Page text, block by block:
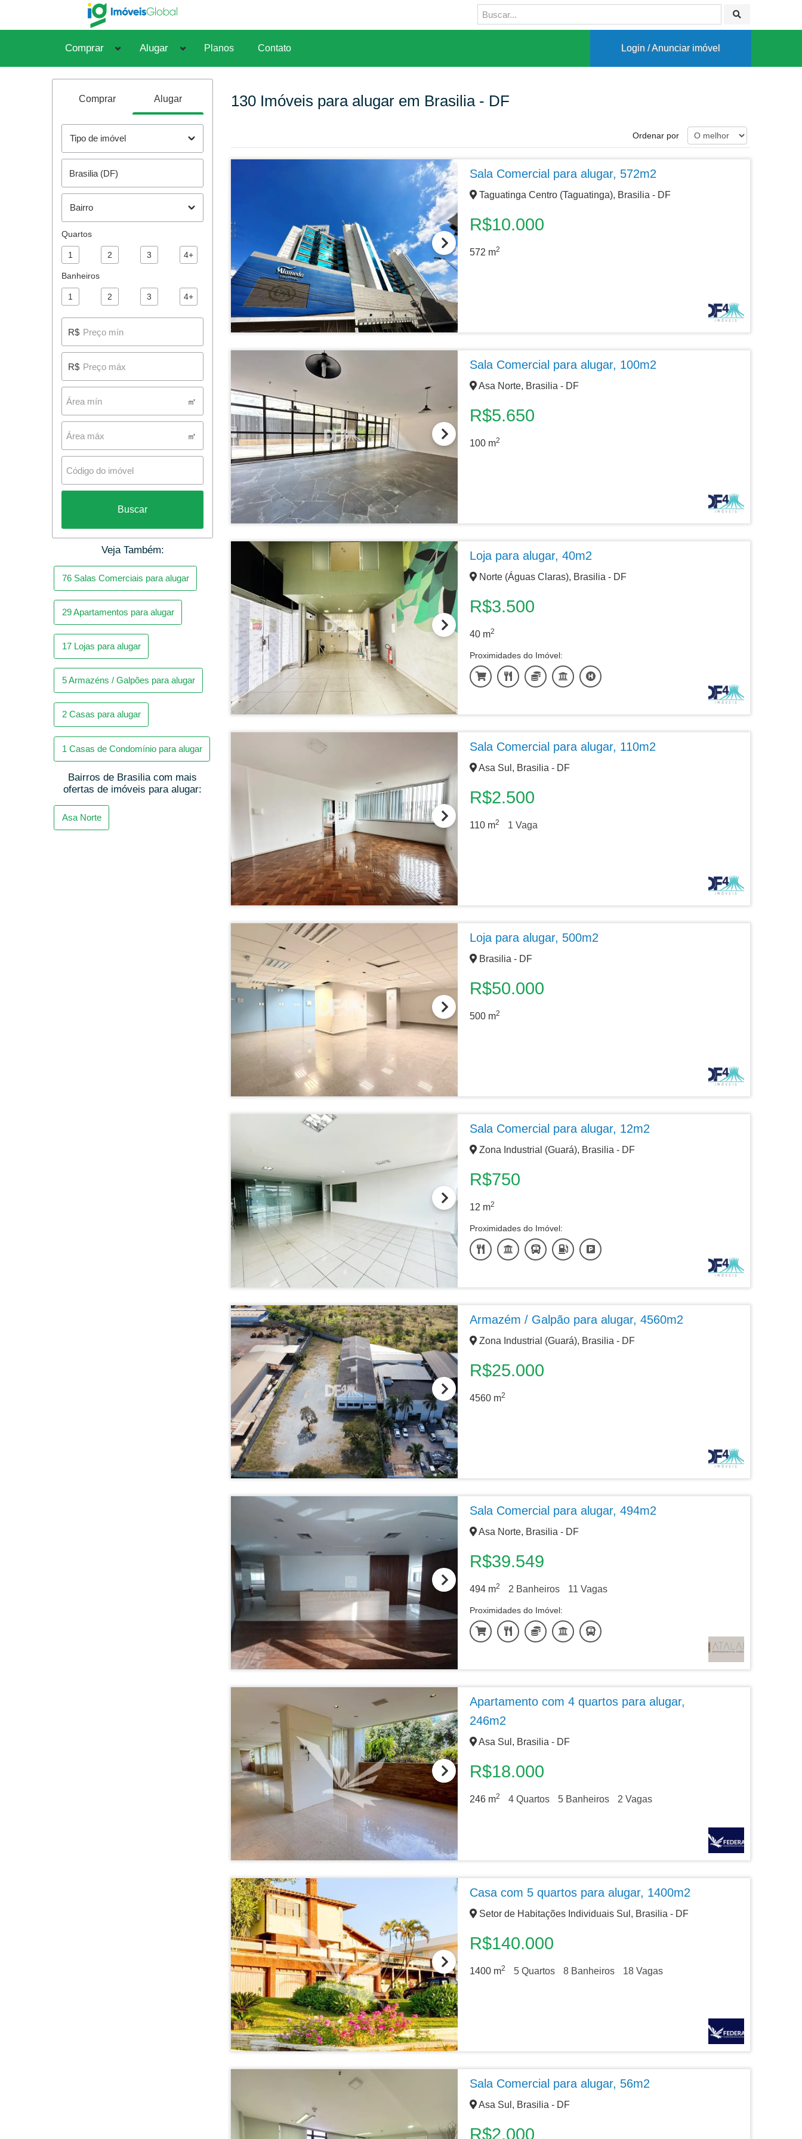
Comprar Alugar Planos Contato Login / Anunciar imóvel
Comprar Alugar
Tipo de imóvel
Bairro
Quartos
1 2 3 4+
Banheiros
1 2 3 4+
R$
R$
㎡
㎡
Buscar
Veja Também:
76Salas Comerciais para alugar
17Lojas para alugar
5Armazéns / Galpões para alugar
Casas de Condomínio para alugar
Bairros de Brasilia com mais
ofertas de imóveis para alugar:
Asa Norte
130 Imóveis para alugar em Brasilia - DF
Ordenar por
Sala Comercial para alugar, 572m2
Taguatinga Centro (Taguatinga), Brasilia - DF
R$10.000
572 m2
Sala Comercial para alugar, 100m2
Asa Norte, Brasilia - DF
R$5.650
100 m2
Loja para alugar, 40m2
Norte (Águas Claras), Brasilia - DF
R$3.500
40 m2
Proximidades do Imóvel:
Sala Comercial para alugar, 110m2
Asa Sul, Brasilia - DF
R$2.500
110 m2 1 Vaga
Loja para alugar, 500m2
Brasilia - DF
R$50.000
500 m2
Sala Comercial para alugar, 12m2
Zona Industrial (Guará), Brasilia - DF
R$750
12 m2
Proximidades do Imóvel:
Armazém / Galpão para alugar, 4560m2
Zona Industrial (Guará), Brasilia - DF
R$25.000
4560 m2
Sala Comercial para alugar, 494m2
Asa Norte, Brasilia - DF
R$39.549
494 m2 2 Banheiros 11 Vagas
Proximidades do Imóvel:
Apartamento com 4 quartos para alugar,
246m2
Asa Sul, Brasilia - DF
R$18.000
246 m2 4 Quartos 5 Banheiros 2 Vagas
Casa com 5 quartos para alugar, 1400m2
Setor de Habitações Individuais Sul, Brasilia - DF
R$140.000
1400 m2 5 Quartos 8 Banheiros 18 Vagas
Sala Comercial para alugar, 56m2
Asa Sul, Brasilia - DF
R$2.000